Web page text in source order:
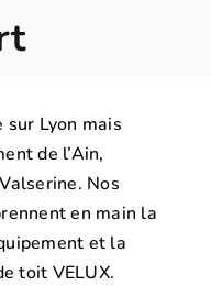
sur Lyon mais
de l’Ain,
Nos
en main la
et la
toit VELUX.